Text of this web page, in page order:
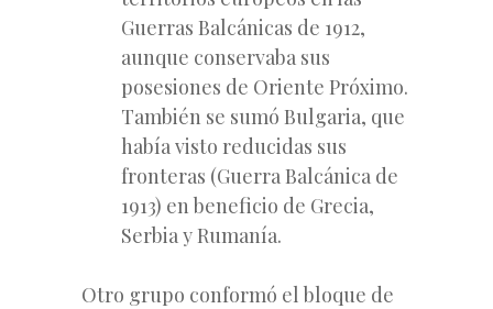
Guerras Balcánicas de 1912,
aunque conservaba sus
posesiones de Oriente Próximo.
También se sumó Bulgaria, que
había visto reducidas sus
fronteras (Guerra Balcánica de
1913) en beneficio de Grecia,
Serbia y Rumanía.
Otro grupo conformó el bloque de